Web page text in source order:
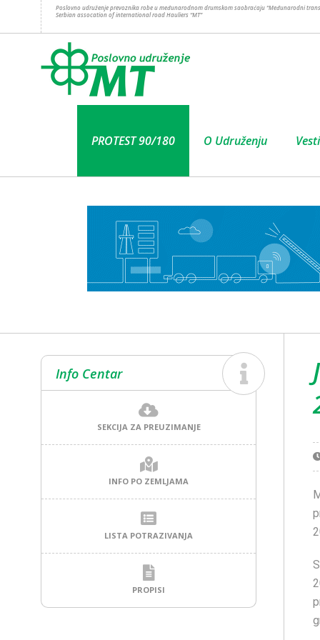
Poslovno udruženje prevoznika robe u međunarodnom drumskom saobraćaju “Međunarodni
Serbian assocation of international road Hauliers “MT”
PROTEST 90/180 O Udruženju Vesti
Info Centar
SEKCIJA ZA PREUZIMANJE
INFO PO ZEMLJAMA
LISTA POTRAZIVANJA
PROPISI